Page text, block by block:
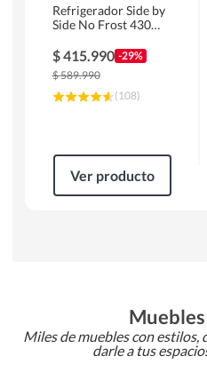
Refrigerador Side by
Side No Frost 430
MAS430B
$415.990 -29%
$589.990
(108)
Ver producto
Miles de muebles con estilos,
darle a tus